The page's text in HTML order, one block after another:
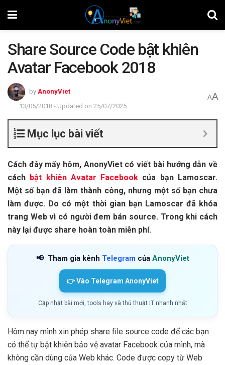
Share Source Code bật khiên
Avatar Facebook 2018
by AnonyViet
13/05/2018 - Updated on 25/07/2025
AA
Mục lục bài viết
Cách đây mấy hôm, AnonyViet có viết bài hướng dẫn về
cách bật khiên Avatar Facebook của bạn Lamoscar.
Một số bạn đã làm thành công, nhưng một số bạn chưa
làm được. Do có một thời gian bạn Lamoscar đã khóa
trang Web vì có người đem bán source. Trong khi cách
này lại được share hoàn toàn miễn phí.
📢 Tham gia kênh Telegram của AnonyViet
👉 Vào Telegram AnonyViet
Cập nhật bài mới, tools hay và thủ thuật IT nhanh nhất
Hôm nay mình xin phép share file source code để các bạn
có thể tự bật khiên bảo vệ avatar Facebook của mình, mà
không cần dùng của Web khác. Code được copy từ Web